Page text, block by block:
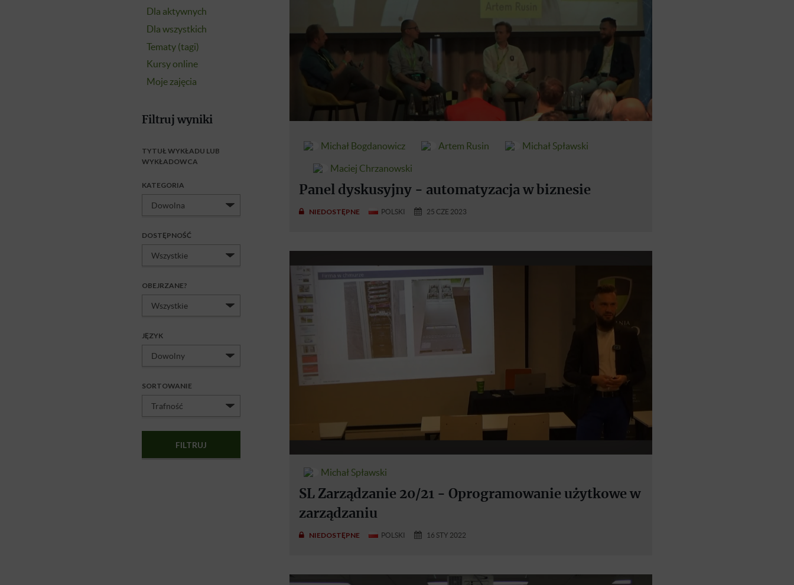
Dla aktywnych
Dla wszystkich
Tematy (tagi)
Kursy online
Moje zajęcia
Filtruj wyniki
TYTUŁ WYKŁADU LUB
WYKŁADOWCA
KATEGORIA
DOSTĘPNOŚĆ
OBEJRZANE?
JĘZYK
SORTOWANIE
FILTRUJ
Michał Bogdanowicz Artem Rusin
Michał Spławski
Maciej Chrzanowski
Panel dyskusyjny - automatyzacja w biznesie
NIEDOSTĘPNE POLSKI 25 CZE 2023
Michał Spławski
SL Zarządzanie 20/21 - Oprogramowanie użytkowe w
zarządzaniu
NIEDOSTĘPNE POLSKI 16 STY 2022